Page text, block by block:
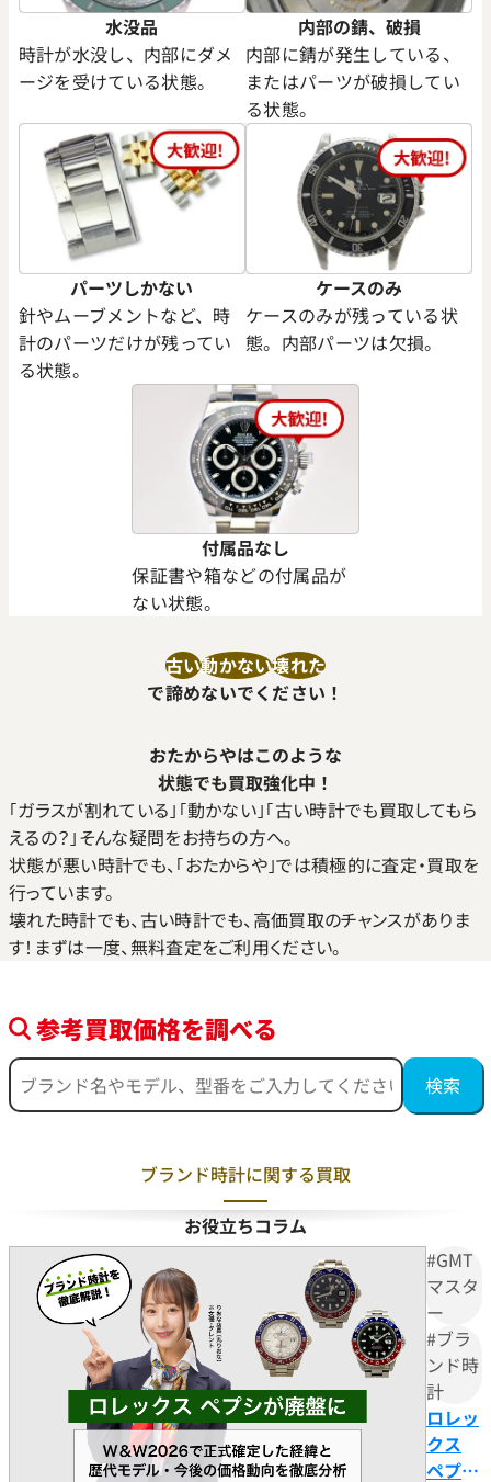
水没品
時計が水没し、内部にダメ
ージを受けている状態。
内部の錆、破損
内部に錆が発生している、
またはパーツが破損してい
る状態。
パーツしかない
針やムーブメントなど、時
計のパーツだけが残ってい
る状態。
ケースのみ
ケースのみが残っている状
態。内部パーツは欠損。
付属品なし
保証書や箱などの付属品が
ない状態。
古い動かない壊れた
で諦めないでください！
おたからやはこのような
状態でも買取強化中！
｢ガラスが割れている｣｢動かない｣｢古い時計でも買取してもら
えるの？｣そんな疑問をお持ちの方へ。
状態が悪い時計でも、｢おたからや｣では積極的に査定・買取を
行っています。
壊れた時計でも、古い時計でも、高価買取のチャンスがありま
す！まずは一度、無料査定をご利用ください。
参考買取価格を調べる
ブランド時計に関する買取
お役立ちコラム
#GMT
マスタ
ー
#ブラ
ンド時
計
ロレッ
クス
ペプシ